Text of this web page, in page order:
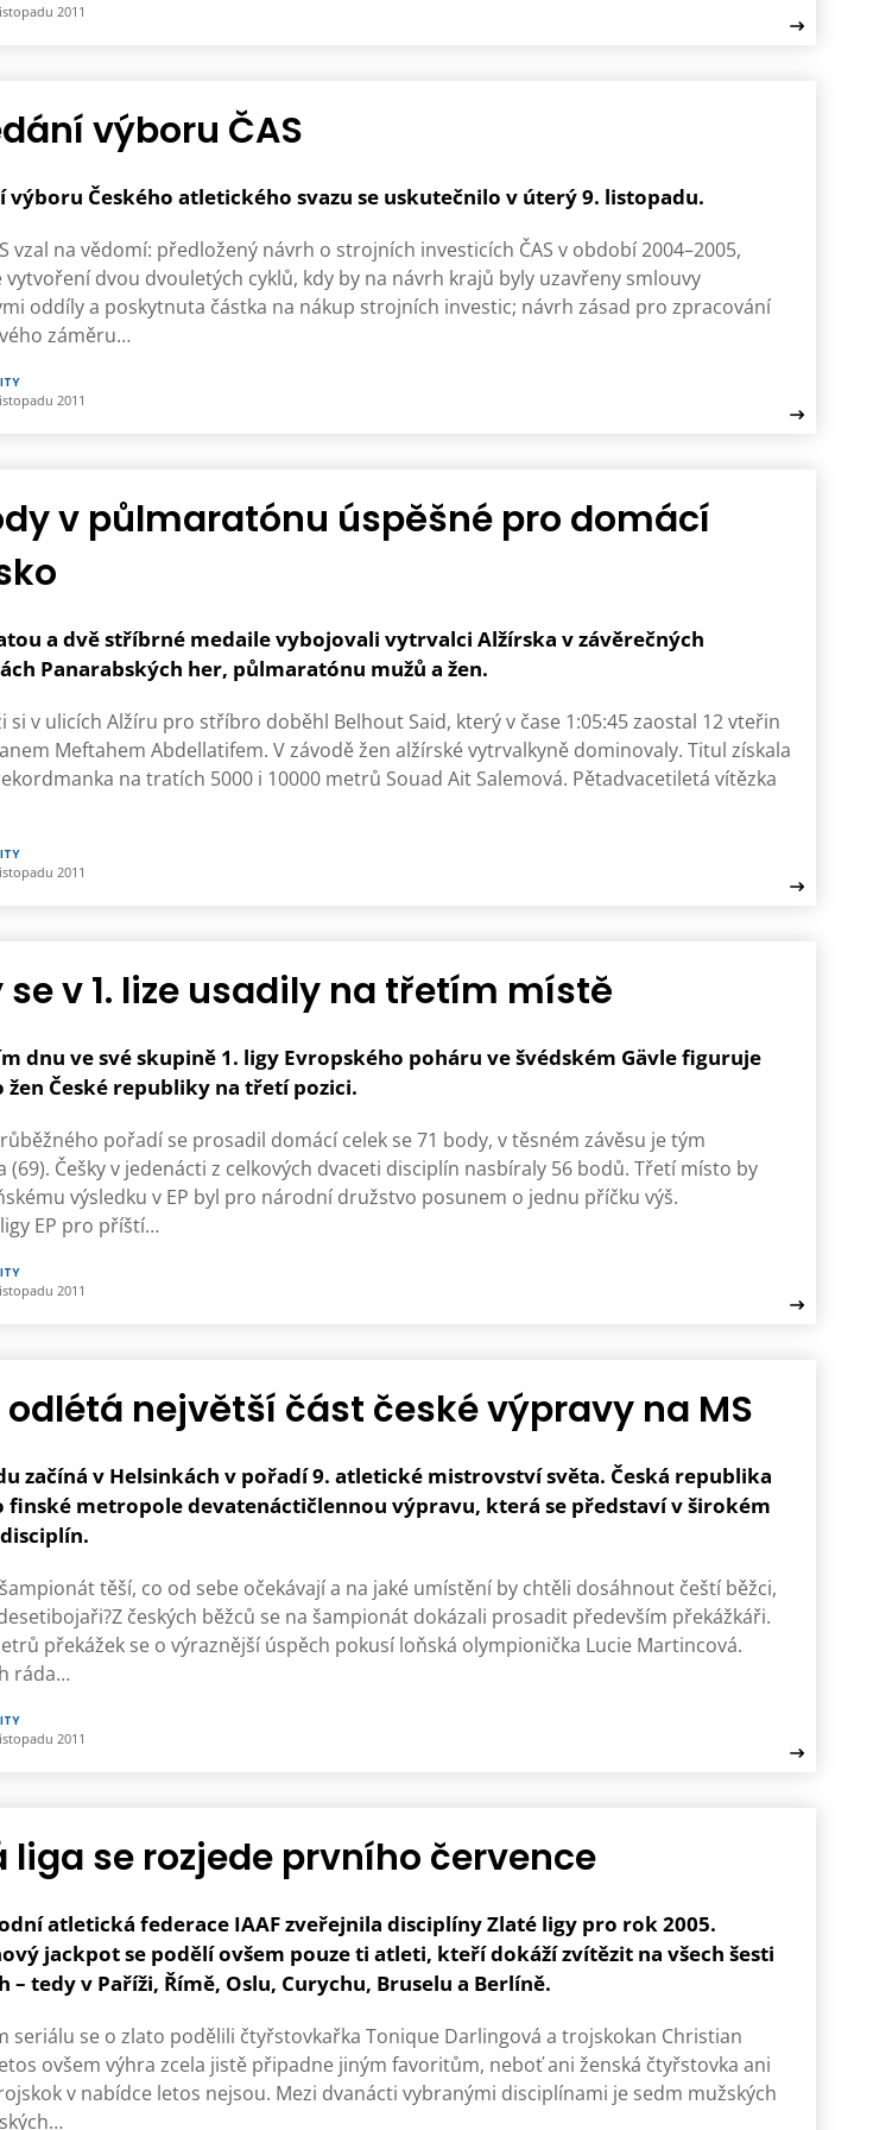
2011
výboru ČAS
výboru Českého atletického svazu se uskutečnilo v úterý 9. listopadu.
vzal na vědomí: předložený návrh o strojních investicích ČAS v období 2004–2005,
vytvoření dvou dvouletých cyklů, kdy by na návrh krajů byly uzavřeny smlouvy
oddíly a poskytnuta částka na nákup strojních investic; návrh zásad pro zpracování
záměru…
2011
v půlmaratónu úspěšné pro domácí
a dvě stříbrné medaile vybojovali vytrvalci Alžírska v závěrečných
Panarabských her, půlmaratónu mužů a žen.
si v ulicích Alžíru pro stříbro doběhl Belhout Said, který v čase 1:05:45 zaostal 12 vteřin
Meftahem Abdellatifem. V závodě žen alžírské vytrvalkyně dominovaly. Titul získala
na tratích 5000 i 10000 metrů Souad Ait Salemová. Pětadvacetiletá vítězka
2011
se v 1. lize usadily na třetím místě
dnu ve své skupině 1. ligy Evropského poháru ve švédském Gävle figuruje
žen České republiky na třetí pozici.
pořadí se prosadil domácí celek se 71 body, v těsném závěsu je tým
(69). Češky v jedenácti z celkových dvaceti disciplín nasbíraly 56 bodů. Třetí místo by
výsledku v EP byl pro národní družstvo posunem o jednu příčku výš.
EP pro příští…
2011
největší část české výpravy na MS
začíná v Helsinkách v pořadí 9. atletické mistrovství světa. Česká republika
finské metropole devatenáctičlennou výpravu, která se představí v širokém
šampionát těší, co od sebe očekávají a na jaké umístění by chtěli dosáhnout čeští běžci,
českých běžců se na šampionát dokázali prosadit především překážkáři.
překážek se o výraznější úspěch pokusí loňská olympionička Lucie Martincová.
ráda…
2011
liga se rozjede prvního července
atletická federace IAAF zveřejnila disciplíny Zlaté ligy pro rok 2005.
jackpot se podělí ovšem pouze ti atleti, kteří dokáží zvítězit na všech šesti
– tedy v Paříži, Římě, Oslu, Curychu, Bruselu a Berlíně.
seriálu se o zlato podělili čtyřstovkařka Tonique Darlingová a trojskokan Christian
ovšem výhra zcela jistě připadne jiným favoritům, neboť ani ženská čtyřstovka ani
v nabídce letos nejsou. Mezi dvanácti vybranými disciplínami je sedm mužských